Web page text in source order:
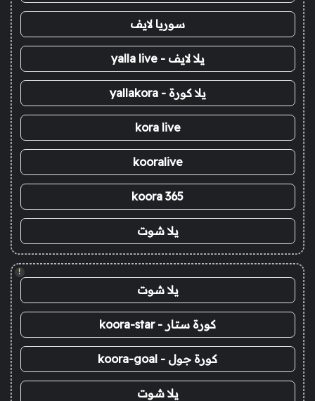
سوريا لايف
يلا لايف - yalla live
يلا كورة - yallakora
kora live
kooralive
koora 365
يلا شوت
!
يلا شوت
كورة ستار - koora-star
كورة جول - koora-goal
يلا شوت